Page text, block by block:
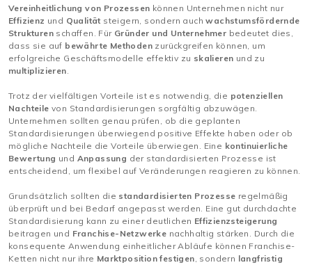
Vereinheitlichung von Prozessen können Unternehmen nicht nur
Effizienz und Qualität steigern, sondern auchwachstumsfördernde
Strukturen schaffen. Für Gründer und Unternehmer bedeutet dies,
dass sie auf bewährte Methoden zurückgreifen können, um
erfolgreiche Geschäftsmodelle effektiv zu skalieren und zu
multiplizieren.
Trotz der vielfältigen Vorteile ist es notwendig, die potenziellen
Nachteile von Standardisierungen sorgfältig abzuwägen.
Unternehmen sollten genau prüfen, ob die geplanten
Standardisierungen überwiegend positive Effekte haben oder ob
mögliche Nachteile die Vorteile überwiegen. Eine kontinuierliche
Bewertung und Anpassung der standardisierten Prozesse ist
entscheidend, um flexibel auf Veränderungen reagieren zu können.
Grundsätzlich sollten die standardisierten Prozesse regelmäßig
überprüft und bei Bedarf angepasst werden. Eine gut durchdachte
Standardisierung kann zu einer deutlichen Effizienzsteigerung
beitragen und Franchise-Netzwerke nachhaltig stärken. Durch die
konsequente Anwendung einheitlicher Abläufe können Franchise-
Ketten nicht nur ihre Marktposition festigen, sondern langfristig